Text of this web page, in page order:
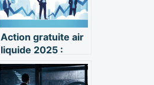
Action gratuite air
liquide 2025 :
comment en
profiter au mieux